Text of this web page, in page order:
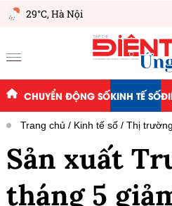
29°C,Hà Nội
CHUYỂN ĐỘNG SỐKINH TẾ SỐ
Trang chủ Kinh tế số Thị trường
Sản xuất
tháng 5